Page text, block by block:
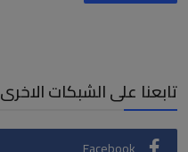
تابعنا على الشبكات الاخرى